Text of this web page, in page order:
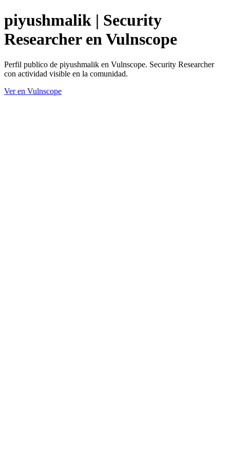
piyushmalik | Security
Researcher en Vulnscope
Perfil publico de piyushmalik en Vulnscope. Security Researcher
con actividad visible en la comunidad.
Ver en Vulnscope